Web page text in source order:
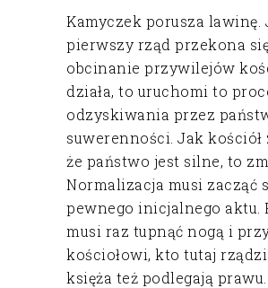
Kamyczek porusza lawinę.
pierwszy rząd przekona
obcinanie przywilejów
działa, to uruchomi to
odzyskiwania przez
suwerenności. Jak kościół
że państwo jest silne, to
Normalizacja musi zacząć
pewnego inicjalnego aktu.
musi raz tupnąć nogą i
kościołowi, kto tutaj rządzi
księża też podlegają